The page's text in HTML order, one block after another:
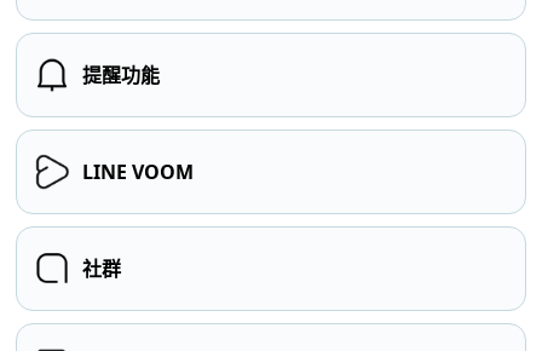
提醒功能
LINE VOOM
社群